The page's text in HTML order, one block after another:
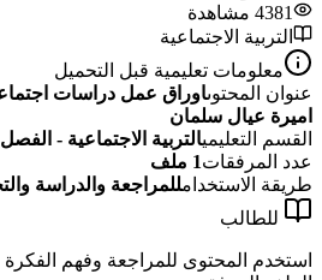
4381 مشاهدة
التربية الاجتماعية
معلومات تعليمية قبل التحميل
عنوان المحتوىاوراق عمل دراسات
اميرة عيال سلمان
القسم التعليميالتربية الاجتماعية -
عدد المرفقات1 ملف
طريقة الاستخدامللمراجعة والدراسة
للطالب
استخدم المحتوى للمراجعة وفهم الفكرة